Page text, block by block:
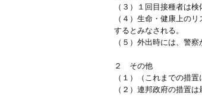
（３）１回目接種者は
（４）生命・健康上の
するとみなされる。
（５）外出時には、警
２ その他
（１）（これまでの措
（２）連邦政府の措置